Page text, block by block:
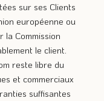
sur ses Clients
européenne ou
la Commission
le client.
reste libre du
et commerciaux
suffisantes